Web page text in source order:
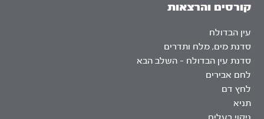
קורסים והרצאות
עין הבדולח
סדנת מים, מלח ותדרים
סדנת עין הבדולח – השלב הבא
לחם אבירים
לחץ דם
תניא